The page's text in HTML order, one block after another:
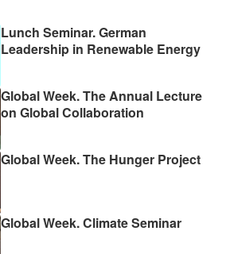
Lunch Seminar. German
Leadership in Renewable Energy
Global Week. The Annual Lecture
on Global Collaboration
Global Week. The Hunger Project
Global Week. Climate Seminar